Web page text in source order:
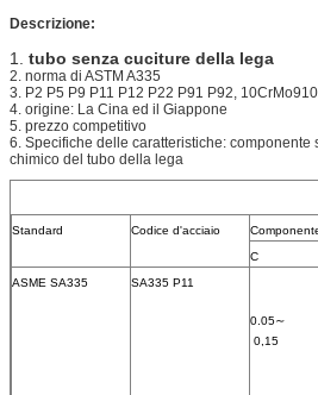
Descrizione:
1. tubo senza cuciture della lega
2. norma di ASTM A335
3. P2 P5 P9 P11 P12 P22 P91 P92, 10CrMo910
4. origine: La Cina ed il Giappone
5. prezzo competitivo
6. Specifiche delle caratteristiche: componente
chimico del tubo della lega
Standard Codice d'acciaio
C
ASME SA335
SA335 P11
0.05∼
0,15